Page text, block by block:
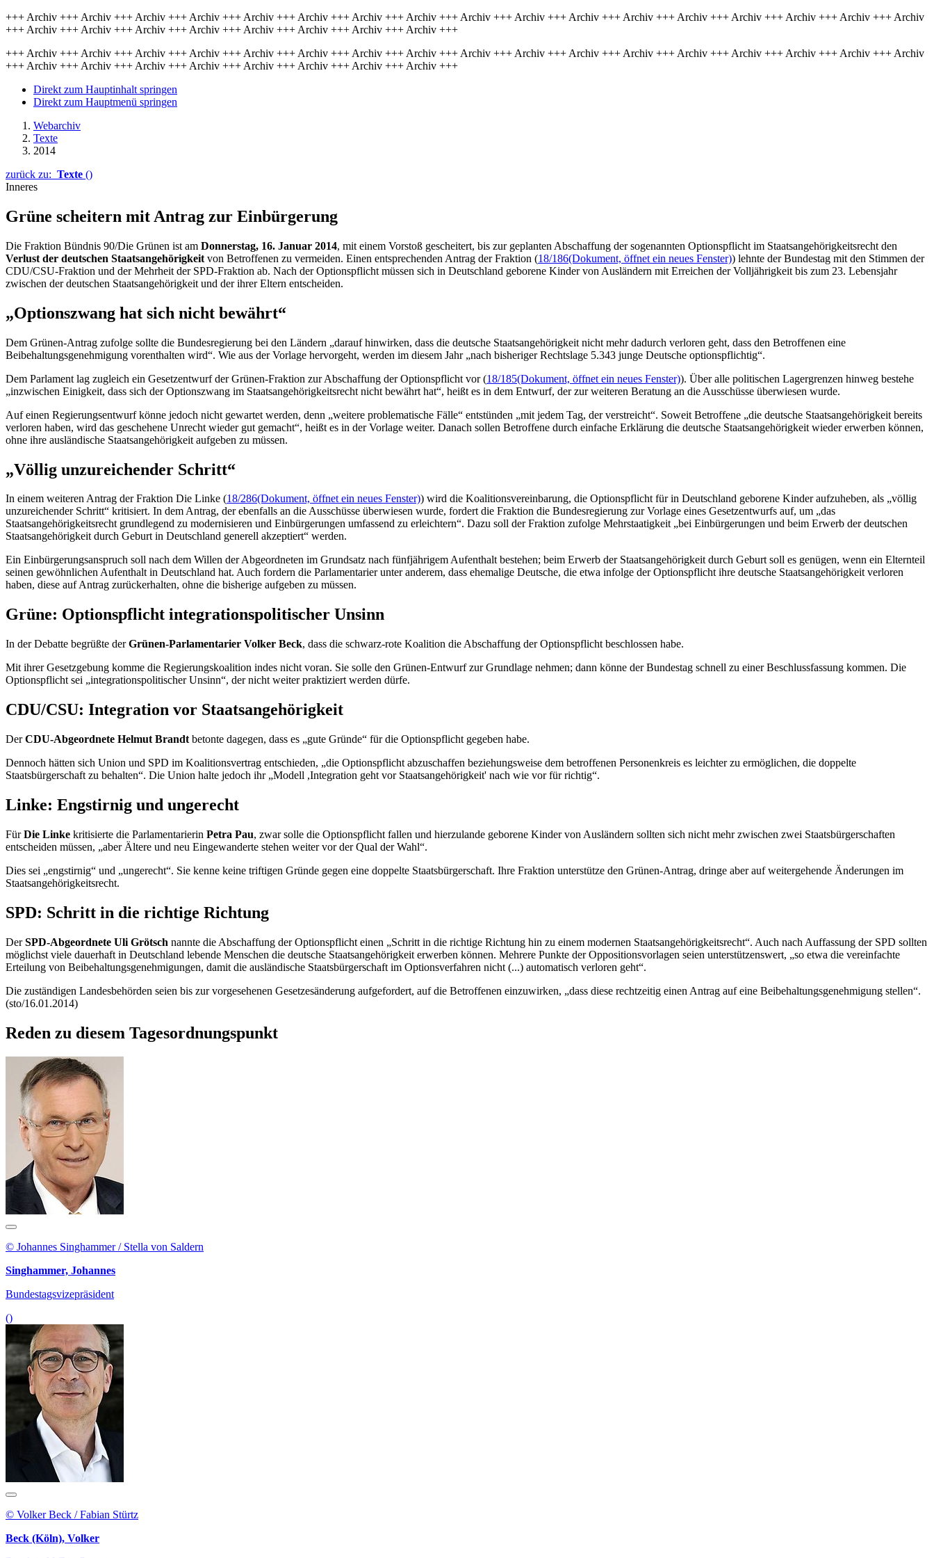
+++ Archiv +++ Archiv +++ Archiv +++ Archiv +++ Archiv +++ Archiv +++ Archiv +++ Archiv +++ Archiv +++ Archiv +++ Archiv +++ Archiv +++ Archiv +++ Archiv +++ Archiv +++ Archiv +++ Archiv
+++ Archiv +++ Archiv +++ Archiv +++ Archiv +++ Archiv +++ Archiv +++ Archiv +++ Archiv +++
+++ Archiv +++ Archiv +++ Archiv +++ Archiv +++ Archiv +++ Archiv +++ Archiv +++ Archiv +++ Archiv +++ Archiv +++ Archiv +++ Archiv +++ Archiv +++ Archiv +++ Archiv +++ Archiv +++ Archiv
+++ Archiv +++ Archiv +++ Archiv +++ Archiv +++ Archiv +++ Archiv +++ Archiv +++ Archiv +++
Direkt zum Hauptinhalt springen
Direkt zum Hauptmenü springen
Webarchiv
Texte
2014
zurück zu: Texte ()
Inneres
Grüne scheitern mit Antrag zur Einbürgerung
Die Fraktion Bündnis 90/Die Grünen ist am Donnerstag, 16. Januar 2014, mit einem Vorstoß gescheitert, bis zur geplanten Abschaffung der sogenannten Optionspflicht im Staatsangehörigkeitsrecht den
Verlust der deutschen Staatsangehörigkeit von Betroffenen zu vermeiden. Einen entsprechenden Antrag der Fraktion (18/186(Dokument, öffnet ein neues Fenster)) lehnte der Bundestag mit den Stimmen der
CDU/CSU-Fraktion und der Mehrheit der SPD-Fraktion ab. Nach der Optionspflicht müssen sich in Deutschland geborene Kinder von Ausländern mit Erreichen der Volljährigkeit bis zum 23. Lebensjahr
zwischen der deutschen Staatsangehörigkeit und der ihrer Eltern entscheiden.
„Optionszwang hat sich nicht bewährt“
Dem Grünen-Antrag zufolge sollte die Bundesregierung bei den Ländern „darauf hinwirken, dass die deutsche Staatsangehörigkeit nicht mehr dadurch verloren geht, dass den Betroffenen eine
Beibehaltungsgenehmigung vorenthalten wird“. Wie aus der Vorlage hervorgeht, werden im diesem Jahr „nach bisheriger Rechtslage 5.343 junge Deutsche optionspflichtig“.
Dem Parlament lag zugleich ein Gesetzentwurf der Grünen-Fraktion zur Abschaffung der Optionspflicht vor (18/185(Dokument, öffnet ein neues Fenster)). Über alle politischen Lagergrenzen hinweg bestehe
„inzwischen Einigkeit, dass sich der Optionszwang im Staatsangehörigkeitsrecht nicht bewährt hat“, heißt es in dem Entwurf, der zur weiteren Beratung an die Ausschüsse überwiesen wurde.
Auf einen Regierungsentwurf könne jedoch nicht gewartet werden, denn „weitere problematische Fälle“ entstünden „mit jedem Tag, der verstreicht“. Soweit Betroffene „die deutsche Staatsangehörigkeit bereits
verloren haben, wird das geschehene Unrecht wieder gut gemacht“, heißt es in der Vorlage weiter. Danach sollen Betroffene durch einfache Erklärung die deutsche Staatsangehörigkeit wieder erwerben können,
ohne ihre ausländische Staatsangehörigkeit aufgeben zu müssen.
„Völlig unzureichender Schritt“
In einem weiteren Antrag der Fraktion Die Linke (18/286(Dokument, öffnet ein neues Fenster)) wird die Koalitionsvereinbarung, die Optionspflicht für in Deutschland geborene Kinder aufzuheben, als „völlig
unzureichender Schritt“ kritisiert. In dem Antrag, der ebenfalls an die Ausschüsse überwiesen wurde, fordert die Fraktion die Bundesregierung zur Vorlage eines Gesetzentwurfs auf, um „das
Staatsangehörigkeitsrecht grundlegend zu modernisieren und Einbürgerungen umfassend zu erleichtern“. Dazu soll der Fraktion zufolge Mehrstaatigkeit „bei Einbürgerungen und beim Erwerb der deutschen
Staatsangehörigkeit durch Geburt in Deutschland generell akzeptiert“ werden.
Ein Einbürgerungsanspruch soll nach dem Willen der Abgeordneten im Grundsatz nach fünfjährigem Aufenthalt bestehen; beim Erwerb der Staatsangehörigkeit durch Geburt soll es genügen, wenn ein Elternteil
seinen gewöhnlichen Aufenthalt in Deutschland hat. Auch fordern die Parlamentarier unter anderem, dass ehemalige Deutsche, die etwa infolge der Optionspflicht ihre deutsche Staatsangehörigkeit verloren
haben, diese auf Antrag zurückerhalten, ohne die bisherige aufgeben zu müssen.
Grüne: Optionspflicht integrationspolitischer Unsinn
In der Debatte begrüßte derGrünen-Parlamentarier Volker Beck, dass die schwarz-rote Koalition die Abschaffung der Optionspflicht beschlossen habe.
Mit ihrer Gesetzgebung komme die Regierungskoalition indes nicht voran. Sie solle den Grünen-Entwurf zur Grundlage nehmen; dann könne der Bundestag schnell zu einer Beschlussfassung kommen. Die
Optionspflicht sei „integrationspolitischer Unsinn“, der nicht weiter praktiziert werden dürfe.
CDU/CSU: Integration vor Staatsangehörigkeit
DerCDU-Abgeordnete Helmut Brandt betonte dagegen, dass es „gute Gründe“ für die Optionspflicht gegeben habe.
Dennoch hätten sich Union und SPD im Koalitionsvertrag entschieden, „die Optionspflicht abzuschaffen beziehungsweise dem betroffenen Personenkreis es leichter zu ermöglichen, die doppelte
Staatsbürgerschaft zu behalten“. Die Union halte jedoch ihr „Modell ,Integration geht vor Staatsangehörigkeit' nach wie vor für richtig“.
Linke: Engstirnig und ungerecht
FürDie Linke kritisierte die Parlamentarierin Petra Pau, zwar solle die Optionspflicht fallen und hierzulande geborene Kinder von Ausländern sollten sich nicht mehr zwischen zwei Staatsbürgerschaften
entscheiden müssen, „aber Ältere und neu Eingewanderte stehen weiter vor der Qual der Wahl“.
Dies sei „engstirnig“ und „ungerecht“. Sie kenne keine triftigen Gründe gegen eine doppelte Staatsbürgerschaft. Ihre Fraktion unterstütze den Grünen-Antrag, dringe aber auf weitergehende Änderungen im
Staatsangehörigkeitsrecht.
SPD: Schritt in die richtige Richtung
DerSPD-Abgeordnete Uli Grötsch nannte die Abschaffung der Optionspflicht einen „Schritt in die richtige Richtung hin zu einem modernen Staatsangehörigkeitsrecht“. Auch nach Auffassung der SPD sollten
möglichst viele dauerhaft in Deutschland lebende Menschen die deutsche Staatsangehörigkeit erwerben können. Mehrere Punkte der Oppositionsvorlagen seien unterstützenswert, „so etwa die vereinfachte
Erteilung von Beibehaltungsgenehmigungen, damit die ausländische Staatsbürgerschaft im Optionsverfahren nicht (...) automatisch verloren geht“.
Die zuständigen Landesbehörden seien bis zur vorgesehenen Gesetzesänderung aufgefordert, auf die Betroffenen einzuwirken, „dass diese rechtzeitig einen Antrag auf eine Beibehaltungsgenehmigung stellen“.
(sto/16.01.2014)
Reden zu diesem Tagesordnungspunkt
© Johannes Singhammer / Stella von Saldern
Singhammer, Johannes
Bundestagsvizepräsident
()
© Volker Beck / Fabian Stürtz
Beck (Köln), Volker